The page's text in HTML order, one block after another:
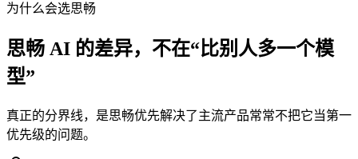
为什么会选思畅
思畅 AI 的差异，不在“比别人多一个模
型”
真正的分界线，是思畅优先解决了主流产品常常不把它当第一
优先级的问题。